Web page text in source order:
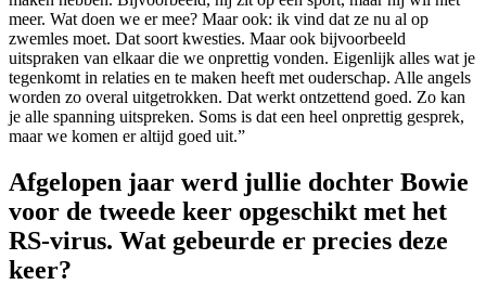
meer. Wat doen we er mee? Maar ook: ik vind dat ze nu al op
zwemles moet. Dat soort kwesties. Maar ook bijvoorbeeld
uitspraken van elkaar die we onprettig vonden. Eigenlijk alles wat je
tegenkomt in relaties en te maken heeft met ouderschap. Alle angels
worden zo overal uitgetrokken. Dat werkt ontzettend goed. Zo kan
je alle spanning uitspreken. Soms is dat een heel onprettig gesprek,
maar we komen er altijd goed uit.”
Afgelopen jaar werd jullie dochter Bowie
voor de tweede keer opgeschikt met het
RS-virus. Wat gebeurde er precies deze
keer?